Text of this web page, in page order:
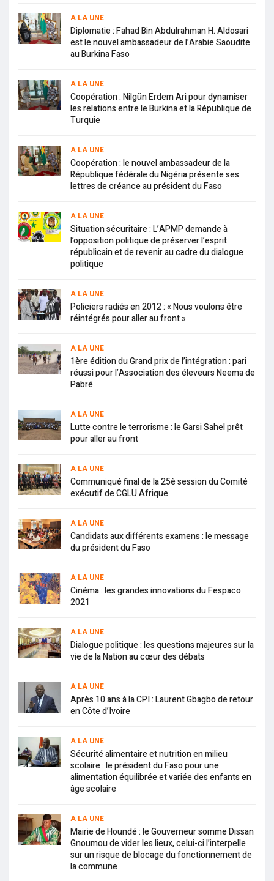
A LA UNE
Diplomatie : Fahad Bin Abdulrahman H. Aldosari
est le nouvel ambassadeur de l’Arabie Saoudite
au Burkina Faso
A LA UNE
Coopération : Nilgün Erdem Ari pour dynamiser
les relations entre le Burkina et la République de
Turquie
A LA UNE
Coopération : le nouvel ambassadeur de la
République fédérale du Nigéria présente ses
lettres de créance au président du Faso
A LA UNE
Situation sécuritaire : L’APMP demande à
l’opposition politique de préserver l’esprit
républicain et de revenir au cadre du dialogue
politique
A LA UNE
Policiers radiés en 2012 : « Nous voulons être
réintégrés pour aller au front »
A LA UNE
1ère édition du Grand prix de l’intégration : pari
réussi pour l’Association des éleveurs Neema de
Pabré
A LA UNE
Lutte contre le terrorisme : le Garsi Sahel prêt
pour aller au front
A LA UNE
Communiqué final de la 25è session du Comité
exécutif de CGLU Afrique
A LA UNE
Candidats aux différents examens : le message
du président du Faso
A LA UNE
Cinéma : les grandes innovations du Fespaco
2021
A LA UNE
Dialogue politique : les questions majeures sur la
vie de la Nation au cœur des débats
A LA UNE
Après 10 ans à la CPI : Laurent Gbagbo de retour
en Côte d’Ivoire
A LA UNE
Sécurité alimentaire et nutrition en milieu
scolaire : le président du Faso pour une
alimentation équilibrée et variée des enfants en
âge scolaire
A LA UNE
Mairie de Houndé : le Gouverneur somme Dissan
Gnoumou de vider les lieux, celui-ci l’interpelle
sur un risque de blocage du fonctionnement de
la commune